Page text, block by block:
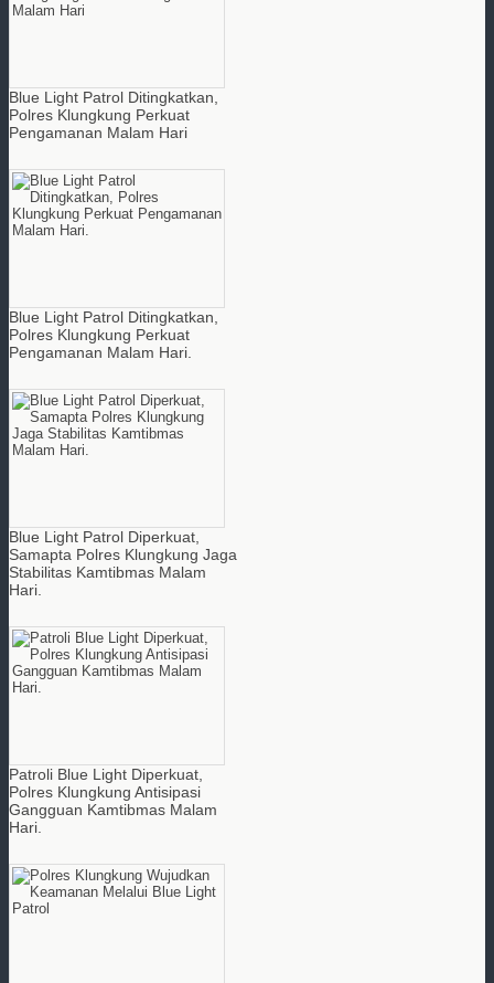
Blue Light Patrol Ditingkatkan,
Polres Klungkung Perkuat
Pengamanan Malam Hari
Blue Light Patrol Ditingkatkan,
Polres Klungkung Perkuat
Pengamanan Malam Hari.
Blue Light Patrol Diperkuat,
Samapta Polres Klungkung Jaga
Stabilitas Kamtibmas Malam
Hari.
Patroli Blue Light Diperkuat,
Polres Klungkung Antisipasi
Gangguan Kamtibmas Malam
Hari.